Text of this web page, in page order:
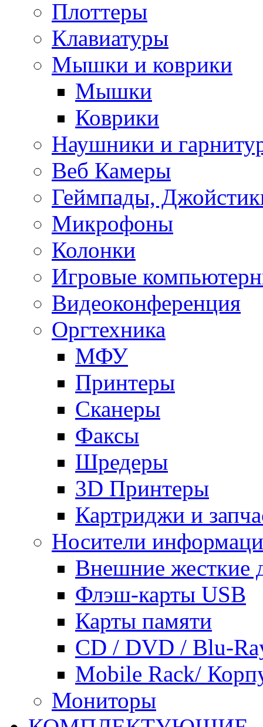
Плоттеры
Клавиатуры
Мышки и коврики
Мышки
Коврики
Наушники и
Веб Камеры
Геймпады,
Микрофоны
Колонки
Игровые
Видеоконференция
Оргтехника
МФУ
Принтеры
Сканеры
Факсы
Шредеры
3D Принтеры
Картриджи и
Носители
Внешние жесткие
Флэш-карты USB
Карты памяти
CD / DVD / Blu-
Mobile Rack/
Мониторы